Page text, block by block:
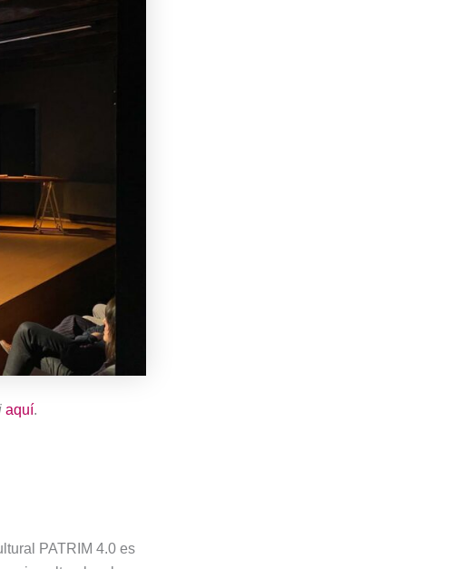
aquí.
PATRIM 4.0 es